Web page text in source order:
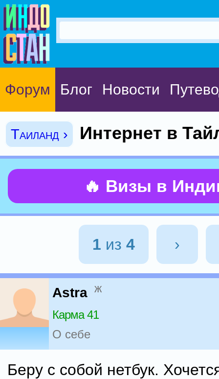
Форум Блог Новости
Таиланд › Интернет в
🔥 Визы в
1 из 4 ›
Astra ж
Карма 41
О себе
Беру с собой нетбук.